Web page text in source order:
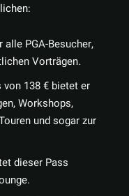
PGA-Besucher,
Vorträgen.
von 138 € bietet er
Workshops,
und sogar zur
dieser Pass